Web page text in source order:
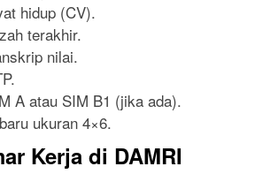
hidup (CV).
terakhir.
nilai.
A atau SIM B1 (jika ada).
ukuran 4×6.
Kerja di DAMRI